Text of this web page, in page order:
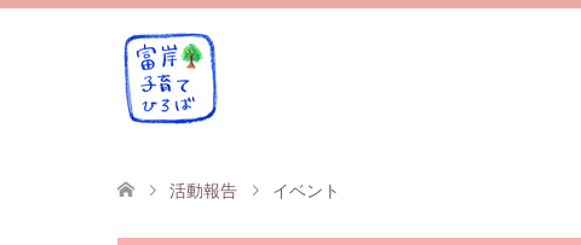
活動報告 イベント